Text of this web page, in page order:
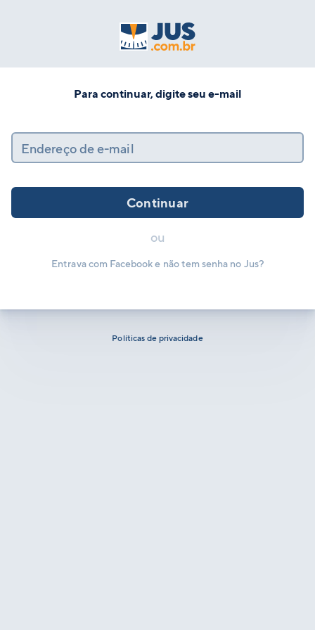
Para continuar, digite seu e-mail
Endereço de e-mail
Continuar
ou
Entrava com Facebook e não tem senha no Jus?
Políticas de privacidade